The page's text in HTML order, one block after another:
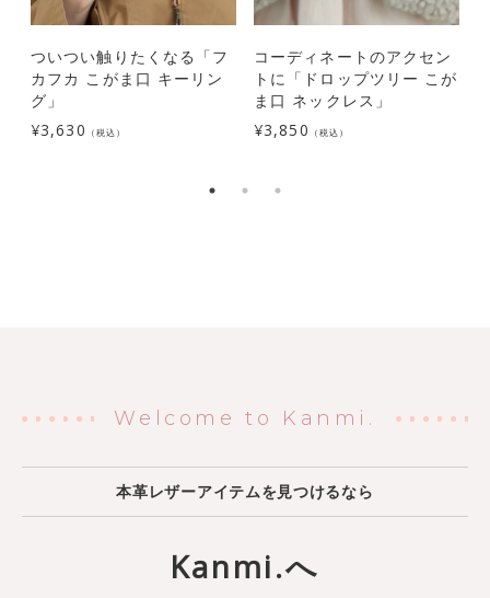
ついつい触りたくなる「フ
カフカ こがま口 キーリン
グ」
¥3,630 （税込）
コーディネートのアクセン
トに「ドロップツリー こが
ま口 ネックレス」
¥3,850 （税込）
Welcome to Kanmi.
本革レザーアイテムを見つけるなら
Kanmi.へ